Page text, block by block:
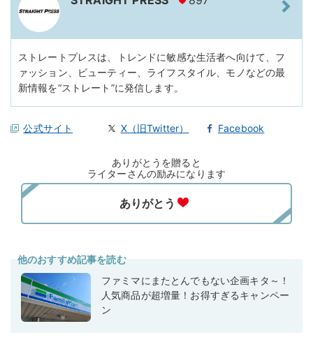
ストレートプレスは、トレンドに敏感な生活者へ向けて、フ
ァッション、ビューティー、ライフスタイル、モノなどの最
新情報を“ストレート”に発信します。
公式サイト X（旧Twitter） Facebook
ありがとうを贈ると
ライターさんの励みになります
他のおすすめ記事を読む
ファミマにまたとんでもない企画キタ～！
人気商品が超増量！お得すぎるキャンペー
ン